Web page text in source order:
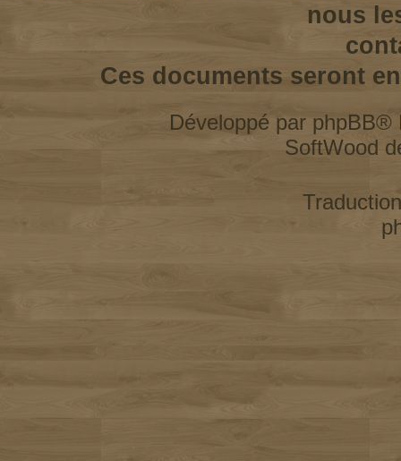
nous
Ces documents seront
Développé par phpBB®
SoftWood